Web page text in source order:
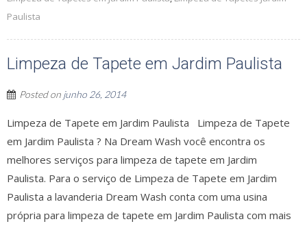
Paulista
Limpeza de Tapete em Jardim Paulista
Posted on junho 26, 2014
Limpeza de Tapete em Jardim Paulista Limpeza de Tapete
em Jardim Paulista ? Na Dream Wash você encontra os
melhores serviços para limpeza de tapete em Jardim
Paulista. Para o serviço de Limpeza de Tapete em Jardim
Paulista a lavanderia Dream Wash conta com uma usina
própria para limpeza de tapete em Jardim Paulista com mais